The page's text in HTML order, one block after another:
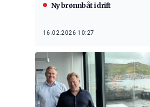
Ny brønnbåt i drift
16.02.2026 10:27